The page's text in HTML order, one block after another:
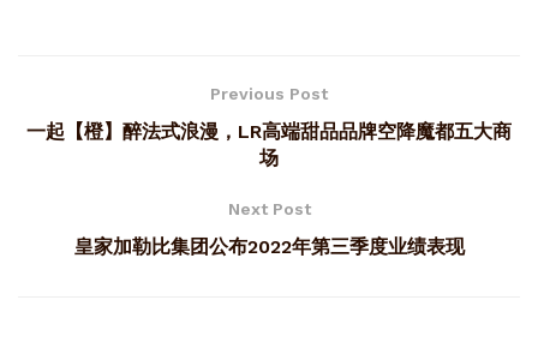
Previous Post
一起【橙】醉法式浪漫，LR高端甜品品牌空降魔都五大商
场
Next Post
皇家加勒比集团公布2022年第三季度业绩表现